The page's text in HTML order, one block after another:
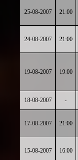
25-08-2007 21:00
24-08-2007 21:00
19-08-2007 19:00
18-08-2007 -
17-08-2007 21:00
15-08-2007 16:00